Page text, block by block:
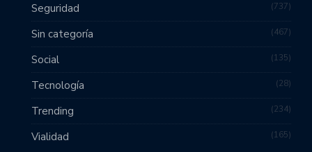
Seguridad 737
Sin categoría 467
Social 135
Tecnología 28
Trending 234
Vialidad 165